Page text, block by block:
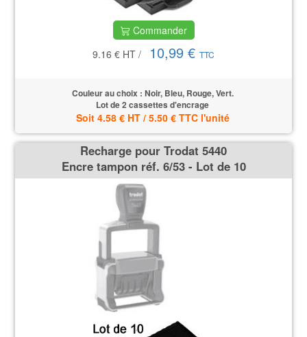
Commander
9.16 € HT / 10,99 € TTC
Couleur au choix : Noir, Bleu, Rouge, Vert.
Lot de 2 cassettes d'encrage
Soit 4.58 € HT / 5.50 € TTC l'unité
Recharge pour Trodat 5440
Encre tampon réf. 6/53 - Lot de 10